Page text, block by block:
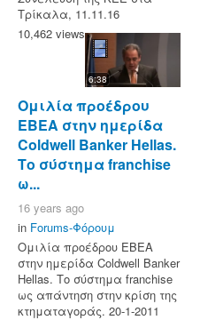
Τρίκαλα, 11.11.16
10,462 views
6:38
Ομιλία προέδρου
ΕΒΕΑ στην ημερίδα
Coldwell Banker Hellas.
Το σύστημα franchise
ω...
16 years ago
in Forums-Φόρουμ
Ομιλία προέδρου ΕΒΕΑ
στην ημερίδα Coldwell Banker
Hellas. Το σύστημα franchise
ως απάντηση στην κρίση της
κτηματαγοράς. 20-1-2011